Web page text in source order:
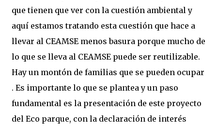
que tienen que ver con la cuestión ambiental y
aquí estamos tratando esta cuestión que hace a
llevar al CEAMSE menos basura porque mucho de
lo que se lleva al CEAMSE puede ser reutilizable.
Hay un montón de familias que se pueden ocupar
. Es importante lo que se plantea y un paso
fundamental es la presentación de este proyecto
del Eco parque, con la declaración de interés